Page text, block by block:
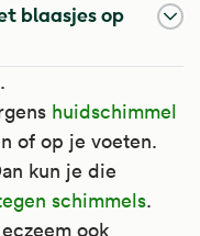
blaasjes op
.
huidschimmel
of op je voeten.
kun je die
schimmels.
ook